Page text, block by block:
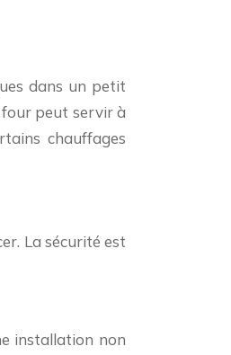
dans un petit
four peut servir à
chauffages
La sécurité est
installation non